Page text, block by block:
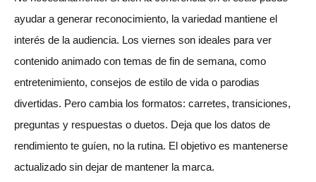
ayudar a generar reconocimiento, la variedad mantiene el
interés de la audiencia. Los viernes son ideales para ver
contenido animado con temas de fin de semana, como
entretenimiento, consejos de estilo de vida o parodias
divertidas. Pero cambia los formatos: carretes, transiciones,
preguntas y respuestas o duetos. Deja que los datos de
rendimiento te guíen, no la rutina. El objetivo es mantenerse
actualizado sin dejar de mantener la marca.